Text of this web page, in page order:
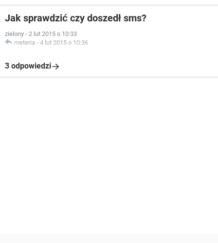
Jak sprawdzić czy doszedł sms?
zielony - 2 lut 2015 o 10:33
meteria - 4 lut 2015 o 10:36
3 odpowiedzi